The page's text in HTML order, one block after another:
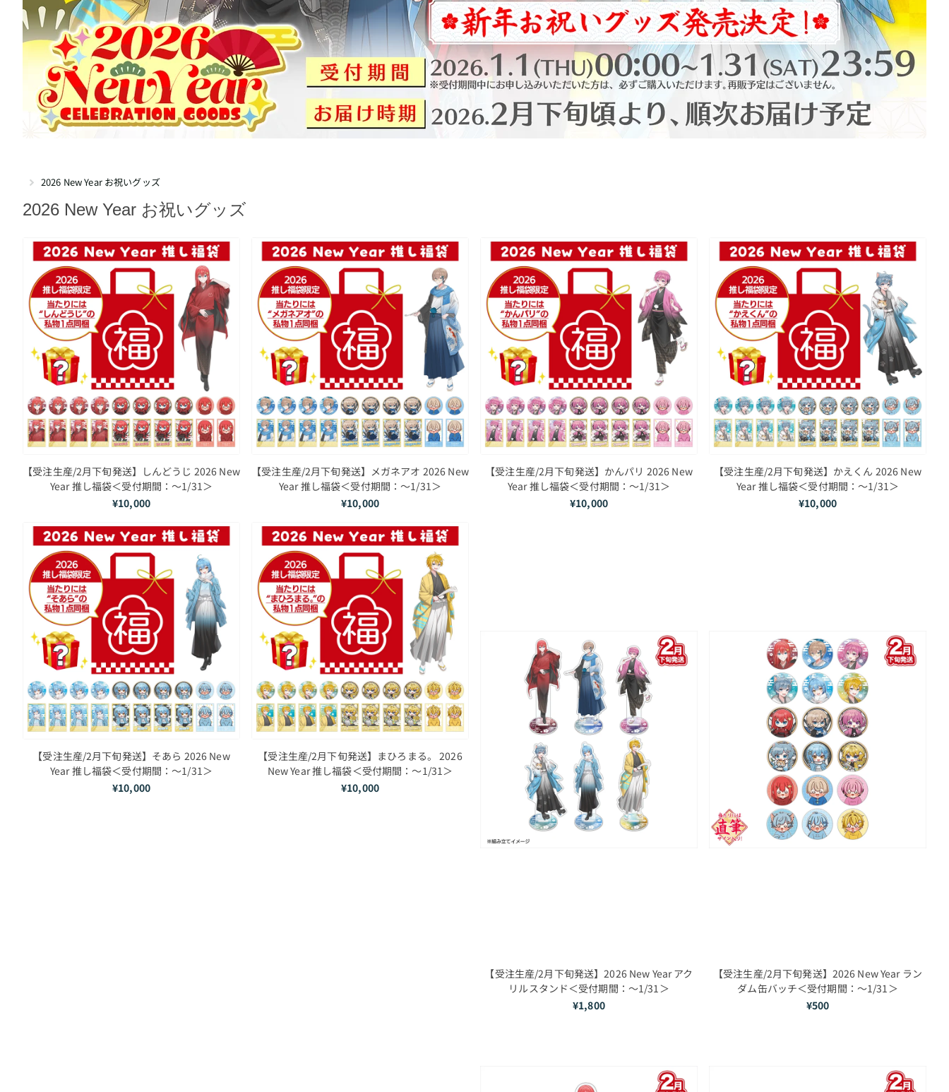
2026 New Year お祝いグッズ
2026 New Year お祝いグッズ
【受注生産/2月下旬発送】しんどうじ 2026 New
Year 推し福袋＜受付期間：～1/31＞
¥10,000
【受注生産/2月下旬発送】メガネアオ 2026 New
Year 推し福袋＜受付期間：～1/31＞
¥10,000
【受注生産/2月下旬発送】かんパリ 2026 New
Year 推し福袋＜受付期間：～1/31＞
¥10,000
【受注生産/2月下旬発送】かえくん 2026 New
Year 推し福袋＜受付期間：～1/31＞
¥10,000
【受注生産/2月下旬発送】そあら 2026 New
Year 推し福袋＜受付期間：～1/31＞
¥10,000
【受注生産/2月下旬発送】まひろまる。 2026
New Year 推し福袋＜受付期間：～1/31＞
¥10,000
【受注生産/2月下旬発送】2026 New Year アク
リルスタンド＜受付期間：～1/31＞
¥1,800
【受注生産/2月下旬発送】2026 New Year ラン
ダム缶バッチ＜受付期間：～1/31＞
¥500